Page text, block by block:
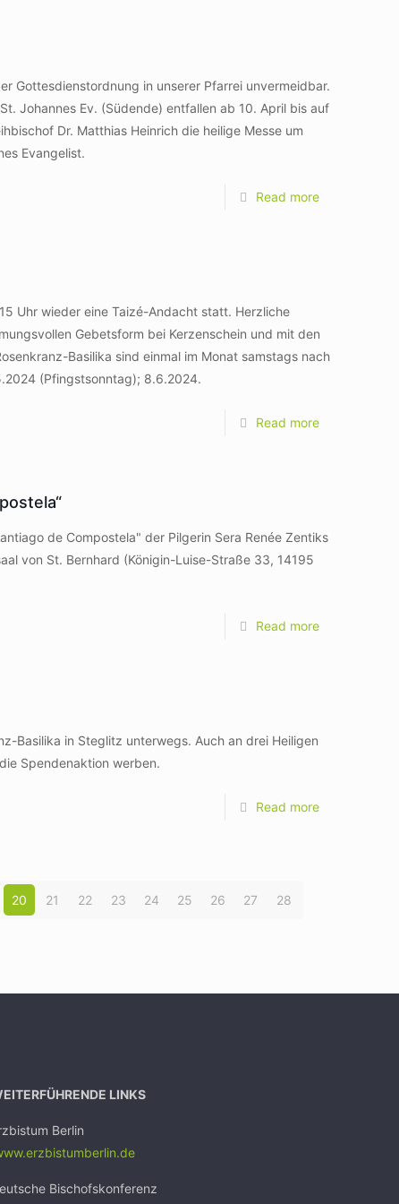
Gottesdienstordnung in unserer Pfarrei unvermeidbar.
Johannes Ev. (Südende) entfallen ab 10. April bis auf
Dr. Matthias Heinrich die heilige Messe um
Evangelist.
Read more
Uhr wieder eine Taizé-Andacht statt. Herzliche
Gebetsform bei Kerzenschein und mit den
Basilika sind einmal im Monat samstags nach
(Pfingstsonntag); 8.6.2024.
Read more
de Compostela" der Pilgerin Sera Renée Zentiks
von St. Bernhard (Königin-Luise-Straße 33, 14195
Read more
Basilika in Steglitz unterwegs. Auch an drei Heiligen
Spendenaktion werben.
Read more
20 21 22 23 24 25 26 27 28
LINKS
Berlin
erlin.de
Bischofskonferenz